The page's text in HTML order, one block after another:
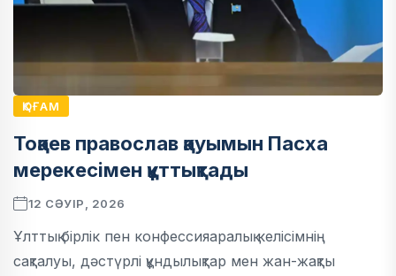
ҚОҒАМ
Тоқаев православ қауымын Пасха
мерекесімен құттықтады
12 СӘУІР, 2026
Ұлттық бірлік пен конфессияаралық келісімнің
сақталуы, дәстүрлі құндылықтар мен жан-жақты